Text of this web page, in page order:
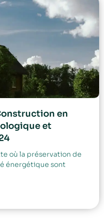
en
et
où la préservation de
énergétique sont